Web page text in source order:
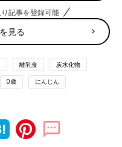
らゆでて、すりつぶす。
と湯大さじ1/2、10倍がゆ
(1)と混ぜ合わせる。
のです。
、食材別レシピ、離乳食
すめレシピ
記事を登録可能
見る
離乳食 炭水化物
0歳 にんじん